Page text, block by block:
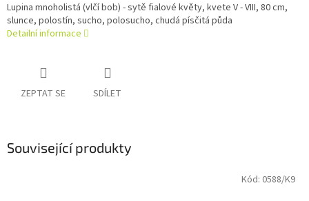
Lupina mnoholistá (vlčí bob) - sytě fialové květy, kvete V - VIII, 80 cm,
slunce, polostín, sucho, polosucho, chudá písčitá půda
Detailní informace
ZEPTAT SE SDÍLET
Související produkty
Kód: 0588/K9